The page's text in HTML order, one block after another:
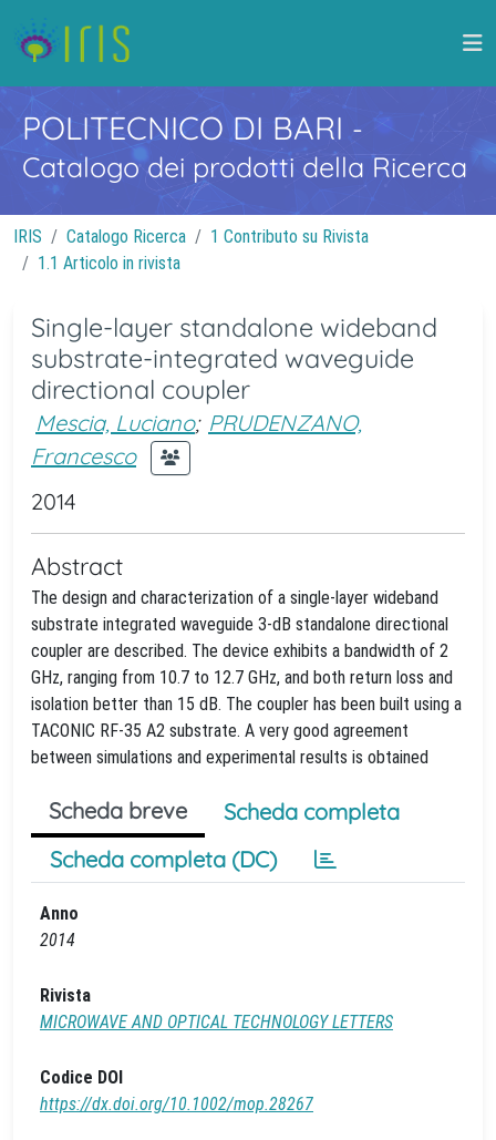
POLITECNICO DI BARI -
Catalogo dei prodotti della Ricerca
IRIS Catalogo Ricerca
1 Contributo su Rivista
1.1 Articolo in rivista
Single-layer standalone wideband
substrate-integrated waveguide
directional coupler
Mescia, Luciano; PRUDENZANO,
Francesco
2014
Abstract
The design and characterization of a single-layer wideband
substrate integrated waveguide 3-dB standalone directional
coupler are described. The device exhibits a bandwidth of 2
GHz, ranging from 10.7 to 12.7 GHz, and both return loss and
isolation better than 15 dB. The coupler has been built using a
TACONIC RF-35 A2 substrate. A very good agreement
between simulations and experimental results is obtained
Scheda breve
Scheda completa
Scheda completa (DC)
Anno
2014
Rivista
MICROWAVE AND OPTICAL TECHNOLOGY LETTERS
Codice DOI
https://dx.doi.org/10.1002/mop.28267